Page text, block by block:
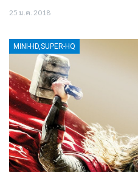
25 ม.ค. 2018
MINI-HD,SUPER-HQ